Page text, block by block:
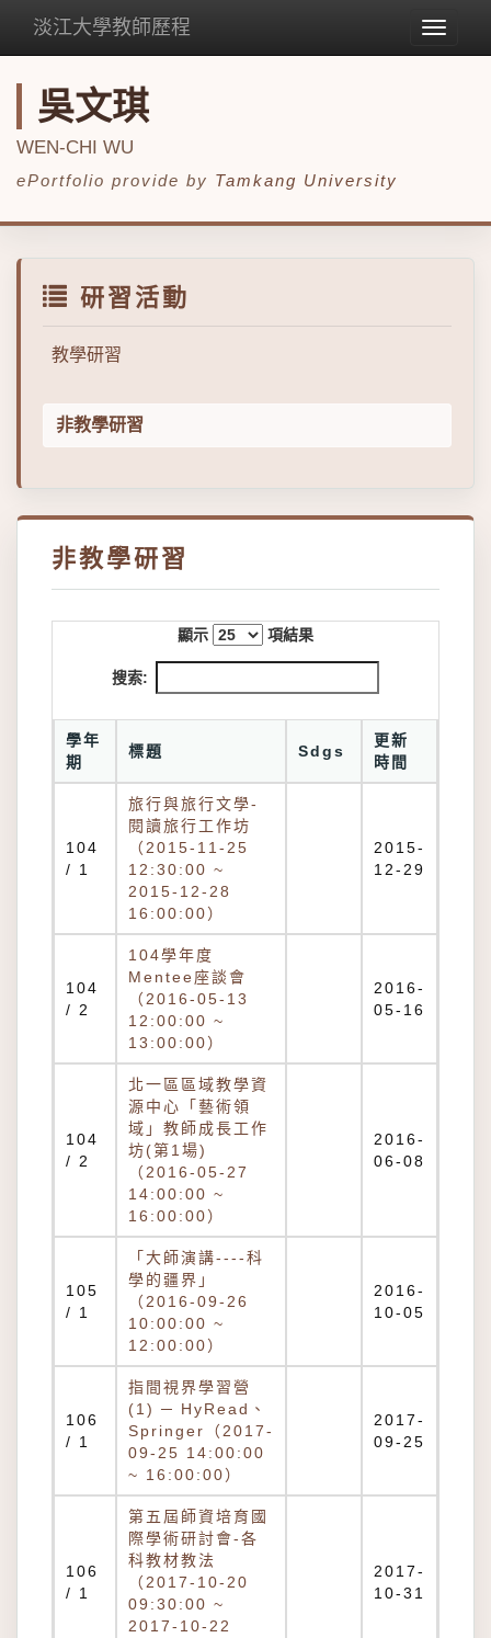
Toggle
淡江大學教師歷程
吳文琪
WEN-CHI WU
ePortfolio provide by Tamkang University
研習活動
教學研習
非教學研習
非教學研習
顯示 項結果
搜索:
學年
期
標題 Sdgs
更新
時間
104
/ 1
旅行與旅行文學-
閱讀旅行工作坊
（2015-11-25
12:30:00 ~
2015-12-28
16:00:00）
2015-
12-29
104
/ 2
104學年度
Mentee座談會
（2016-05-13
12:00:00 ~
13:00:00）
2016-
05-16
104
/ 2
北一區區域教學資
源中心「藝術領
域」教師成長工作
坊(第1場)
（2016-05-27
14:00:00 ~
16:00:00）
2016-
06-08
105
/ 1
「大師演講----科
學的疆界」
（2016-09-26
10:00:00 ~
12:00:00）
2016-
10-05
106
/ 1
指間視界學習營
(1) ─ HyRead、
Springer（2017-
09-25 14:00:00
~ 16:00:00）
2017-
09-25
106
/ 1
第五屆師資培育國
際學術研討會-各
科教材教法
（2017-10-20
09:30:00 ~
2017-10-22
2017-
10-31